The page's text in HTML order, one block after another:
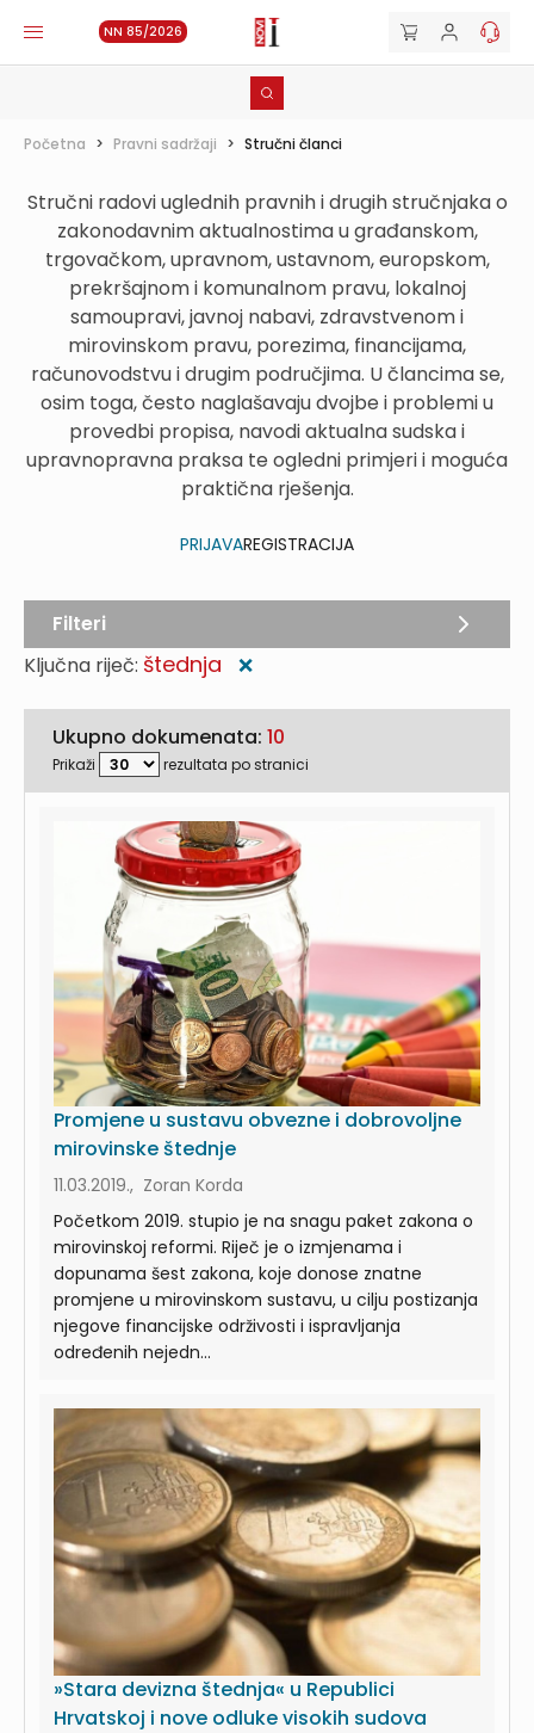
NN 85/2026
Početna > Pravni sadržaji > Stručni članci
Stručni radovi uglednih pravnih i drugih stručnjaka o
zakonodavnim aktualnostima u građanskom,
trgovačkom, upravnom, ustavnom, europskom,
prekršajnom i komunalnom pravu, lokalnoj
samoupravi, javnoj nabavi, zdravstvenom i
mirovinskom pravu, porezima, financijama,
računovodstvu i drugim područjima. U člancima se,
osim toga, često naglašavaju dvojbe i problemi u
provedbi propisa, navodi aktualna sudska i
upravnopravna praksa te ogledni primjeri i moguća
praktična rješenja.
PRIJAVAREGISTRACIJA
Ključna riječ: štednja ❌
Ukupno dokumenata: 10
Prikaži rezultata po stranici
Promjene u sustavu obvezne i dobrovoljne
mirovinske štednje
11.03.2019., Zoran Korda
Početkom 2019. stupio je na snagu paket zakona o
mirovinskoj reformi. Riječ je o izmjenama i
dopunama šest zakona, koje donose znatne
promjene u mirovinskom sustavu, u cilju postizanja
njegove financijske održivosti i ispravljanja
određenih nejedn...
»Stara devizna štednja« u Republici
Hrvatskoj i nove odluke visokih sudova
Filteri